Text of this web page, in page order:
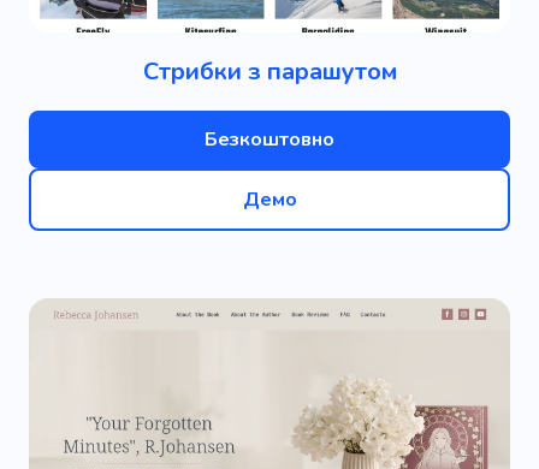
Стрибки з парашутом
Безкоштовно
Демо